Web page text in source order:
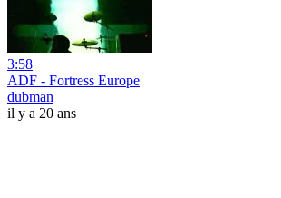
3:58
ADF - Fortress Europe
dubman
il y a 20 ans